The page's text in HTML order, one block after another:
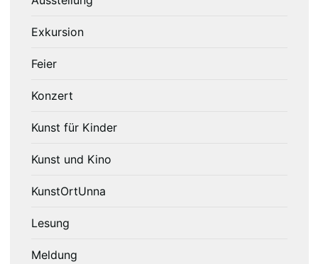
Exkursion
Feier
Konzert
Kunst für Kinder
Kunst und Kino
KunstOrtUnna
Lesung
Meldung